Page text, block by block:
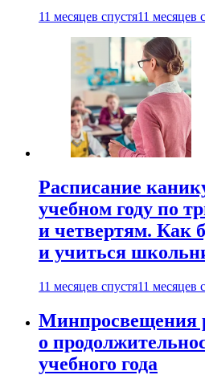
11 месяцев спустя11 месяцев
Расписание
учебном году по
и четвертям. Как
и учиться
11 месяцев спустя11 месяцев
Минпросвещения
о
учебного года